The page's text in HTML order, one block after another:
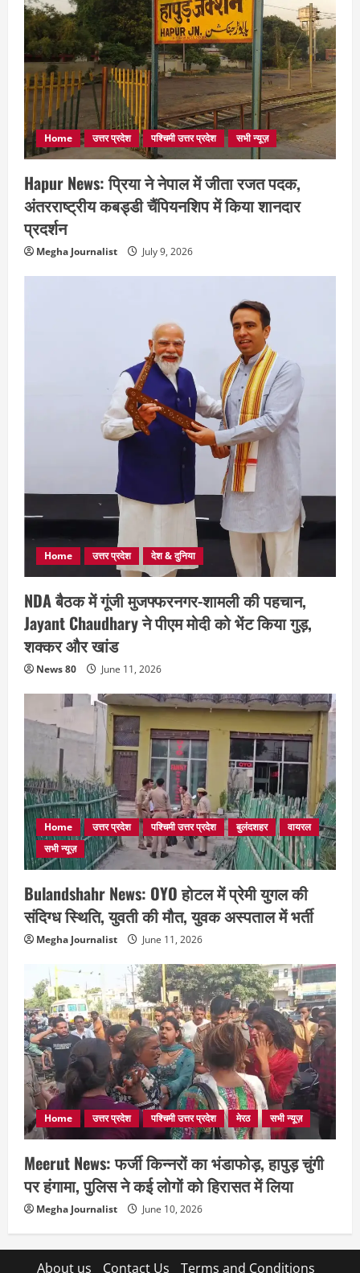
Home उत्तर प्रदेश पश्चिमी उत्तर प्रदेश सभी न्यूज़
Hapur News: प्रिया ने नेपाल में जीता रजत पदक,
अंतरराष्ट्रीय कबड्डी चैंपियनशिप में किया शानदार
प्रदर्शन
Megha Journalist July 9, 2026
Home उत्तर प्रदेश देश & दुनिया
NDA बैठक में गूंजी मुजफ्फरनगर-शामली की पहचान,
Jayant Chaudhary ने पीएम मोदी को भेंट किया गुड़,
शक्कर और खांड
News 80 June 11, 2026
Home उत्तर प्रदेश पश्चिमी उत्तर प्रदेश बुलंदशहर
वायरल
सभी न्यूज़
Bulandshahr News: OYO होटल में प्रेमी युगल की
संदिग्ध स्थिति, युवती की मौत, युवक अस्पताल में भर्ती
Megha Journalist June 11, 2026
Home उत्तर प्रदेश पश्चिमी उत्तर प्रदेश मेरठ सभी न्यूज़
Meerut News: फर्जी किन्नरों का भंडाफोड़, हापुड़ चुंगी
पर हंगामा, पुलिस ने कई लोगों को हिरासत में लिया
Megha Journalist June 10, 2026
About us Contact Us Terms and Conditions